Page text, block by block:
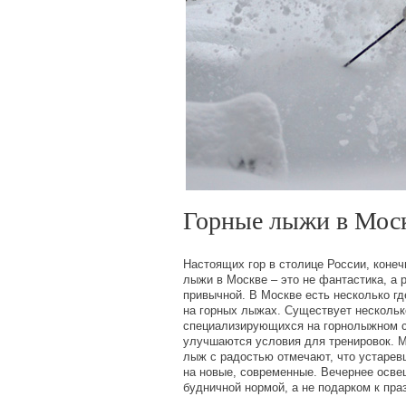
Горные лыжи в
Настоящих гор в столице России,
лыжи в Москве – это не фантастика, а
привычной. В Москве есть несколько
на горных лыжах. Существует
специализирующихся на горнолыжном
улучшаются условия для тренировок.
лыж с радостью отмечают, что
на новые, современные. Вечернее
будничной нормой, а не подарком к